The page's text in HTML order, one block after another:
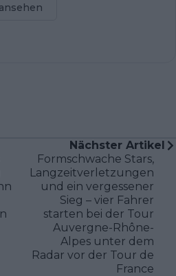
Nächster Artikel
Formschwache Stars,
Langzeitverletzungen
und ein vergessener
Sieg – vier Fahrer
starten bei der Tour
Auvergne-Rhône-
Alpes unter dem
Radar vor der Tour de
France